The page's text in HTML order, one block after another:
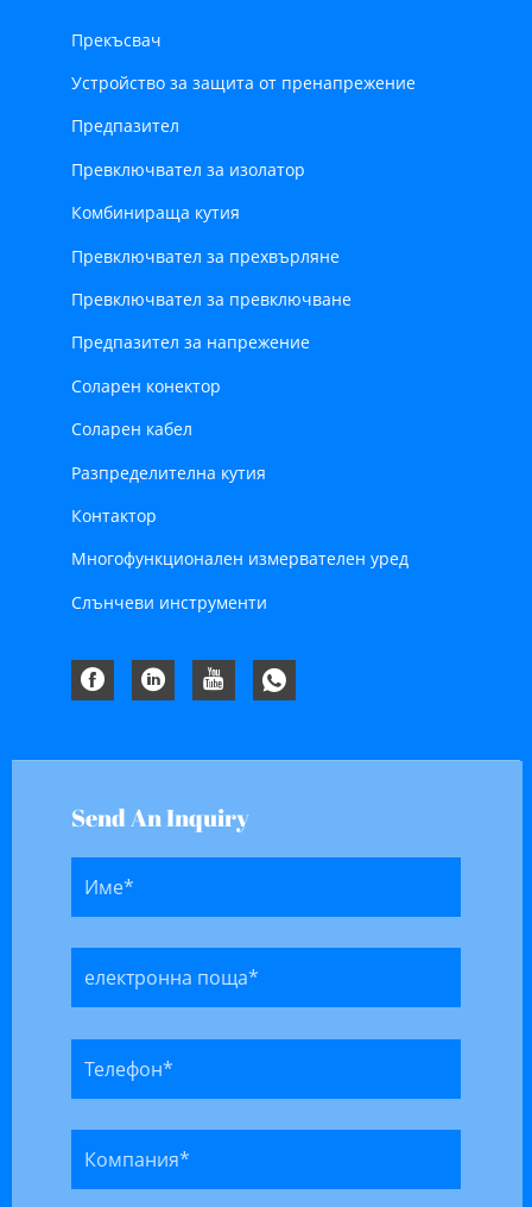
Прекъсвач
Устройство за защита от пренапрежение
Предпазител
Превключвател за изолатор
Комбинираща кутия
Превключвател за прехвърляне
Превключвател за превключване
Предпазител за напрежение
Соларен конектор
Соларен кабел
Разпределителна кутия
Контактор
Многофункционален измервателен уред
Слънчеви инструменти
Send An Inquiry